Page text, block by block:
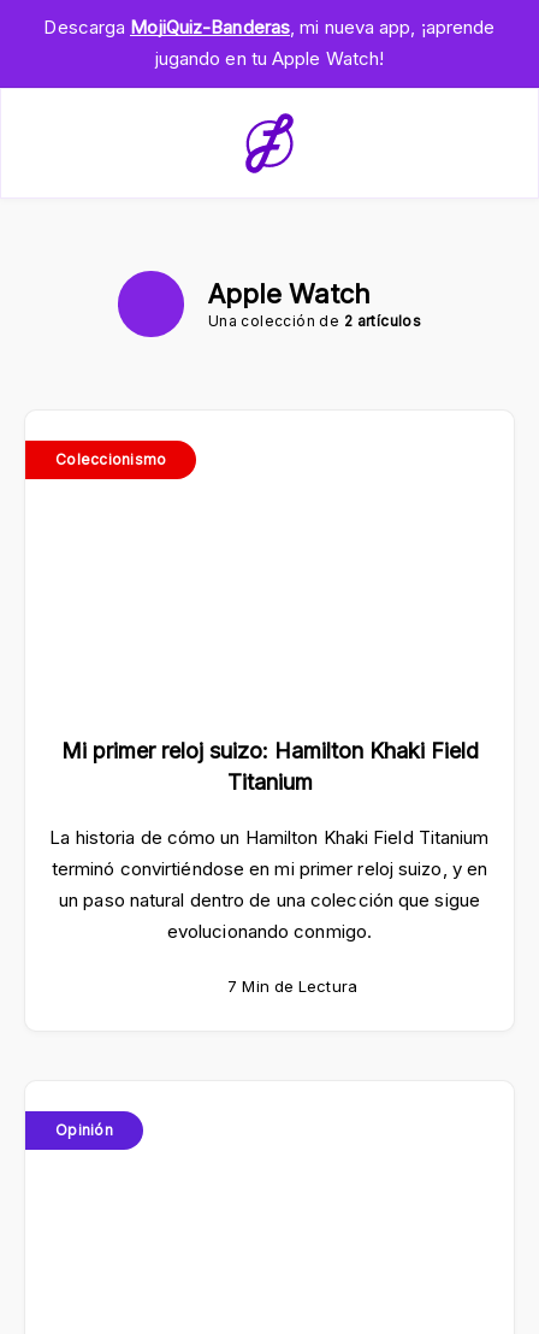
Descarga MojiQuiz-Banderas, mi nueva app, ¡aprende
jugando en tu Apple Watch!
Apple Watch
Una colección de 2 artículos
Coleccionismo
Mi primer reloj suizo: Hamilton Khaki Field
Titanium
La historia de cómo un Hamilton Khaki Field Titanium
terminó convirtiéndose en mi primer reloj suizo, y en
un paso natural dentro de una colección que sigue
evolucionando conmigo.
7 Min de Lectura
Opinión